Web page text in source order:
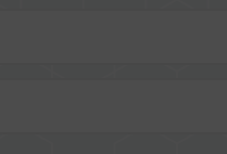
型號的記憶體。每一組套
前使用的主機板 BIOS